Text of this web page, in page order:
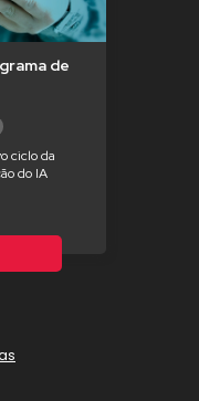
de
ciclo da
do IA